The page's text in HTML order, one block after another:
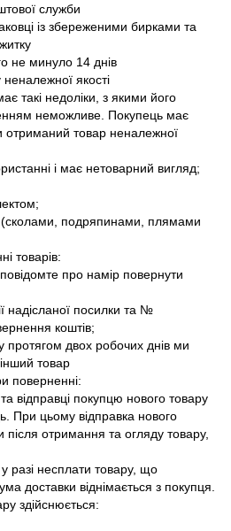
служби
із збереженими бирками та
не минуло 14 днів
якості
такі недоліки, з якими його
неможливе. Покупець має
отриманий товар неналежної
і має нетоварний вигляд;
подряпинами, плямами
товарів:
про намір повернути
надісланої посилки та №
коштів;
протягом двох робочих днів ми
товар
поверненні:
відправці покупцю нового товару
При цьому відправка нового
після отримання та огляду товару,
разі несплати товару, що
доставки віднімається з покупця.
здійснюється: